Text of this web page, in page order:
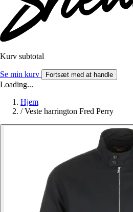
Kurv subtotal
Se min kurv Fortsæt med at handle
Loading...
Hjem
/ Veste harrington Fred Perry